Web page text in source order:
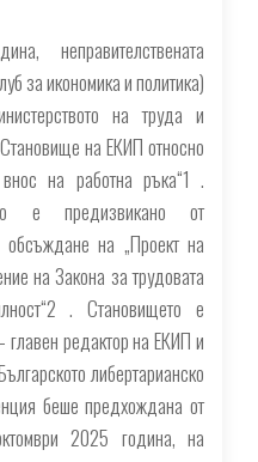
неправителствената
за икономика и политика)
на труда и
на ЕКИП относно
на работна ръка“1 .
е предизвикано от
обсъждане на „Проект на
на Закона за трудовата
. Становището е
редактор на ЕКИП и
либертарианско
беше предхождана от
2025 година, на